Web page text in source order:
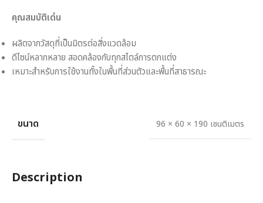
คุณสมบัติเด่น
ผลิตจากวัสดุที่เป็นมิตรต่อสิ่งแวดล้อม
ดีไซน์หลากหลาย สอดคล้องกับทุกสไตล์การตกแต่ง
เหมาะสำหรับการใช้งานทั้งในพื้นที่ส่วนตัวและพื้นที่สาธารณะ
ขนาด 96 × 60 × 190 เซนติเมตร
Description